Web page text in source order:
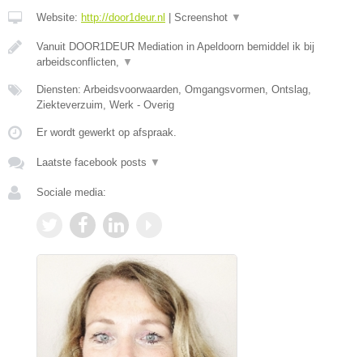
Website: http://door1deur.nl Screenshot ▼
Vanuit DOOR1DEUR Mediation in Apeldoorn bemiddel ik bij
arbeidsconflicten,
▼
Diensten: Arbeidsvoorwaarden, Omgangsvormen, Ontslag,
Ziekteverzuim, Werk - Overig
Er wordt gewerkt op afspraak.
Laatste facebook posts ▼
Sociale media: